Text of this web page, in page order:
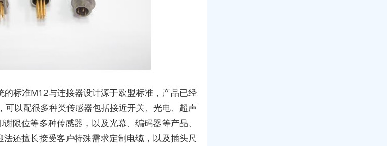
标准M12与连接器设计源于欧盟标准，产品已经
以配很多种类传感器包括接近开关、光电、超声
限位等多种传感器，以及光幕、编码器等产品、
还擅长接受客户特殊需求定制电缆，以及插头尺